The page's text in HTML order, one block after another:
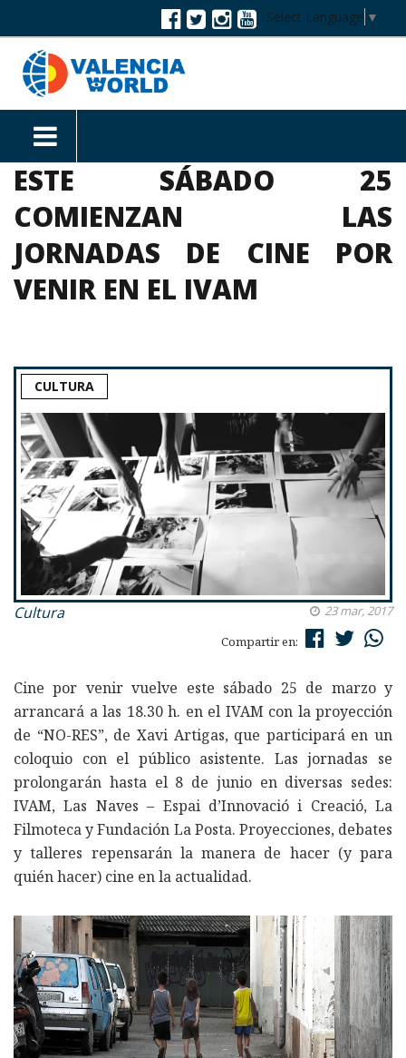
Select Language ▼
ESTE SÁBADO 25
COMIENZAN LAS
JORNADAS DE CINE POR
VENIR EN EL IVAM
CULTURA
Cultura
23 mar, 2017
Compartir en:
Cine por venir vuelve este sábado 25 de marzo y
arrancará a las 18.30 h. en el IVAM con la proyección
de “NO-RES”, de Xavi Artigas, que participará en un
coloquio con el público asistente. Las jornadas se
prolongarán hasta el 8 de junio en diversas sedes:
IVAM, Las Naves – Espai d’Innovació i Creació, La
Filmoteca y Fundación La Posta. Proyecciones, debates
y talleres repensarán la manera de hacer (y para
quién hacer) cine en la actualidad.